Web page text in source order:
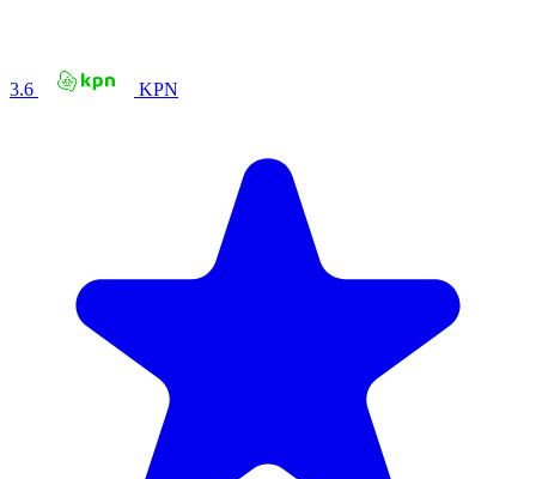
3.6 KPN